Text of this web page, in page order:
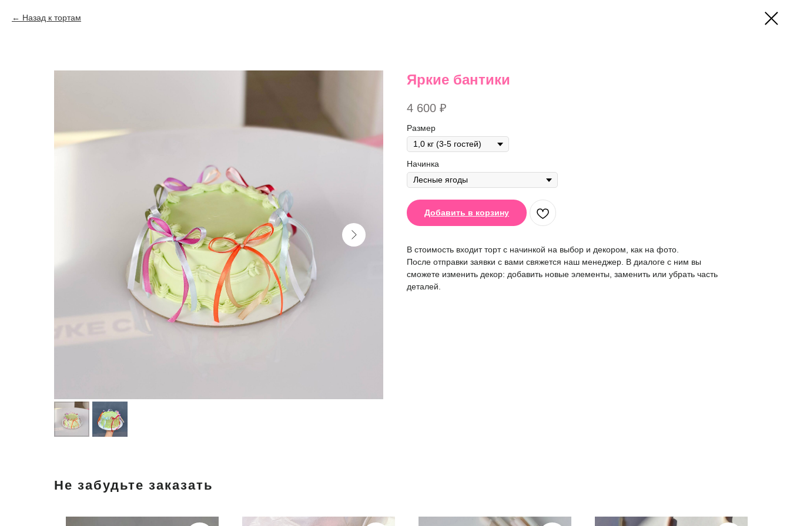
Назад к тортам
Яркие бантики
4 600 ₽
Размер
Начинка
Добавить в корзину
В стоимость входит торт с начинкой на выбор и декором, как на фото.
После отправки заявки с вами свяжется наш менеджер. В диалоге с ним вы
сможете изменить декор: добавить новые элементы, заменить или убрать часть
деталей.
Не забудьте заказать